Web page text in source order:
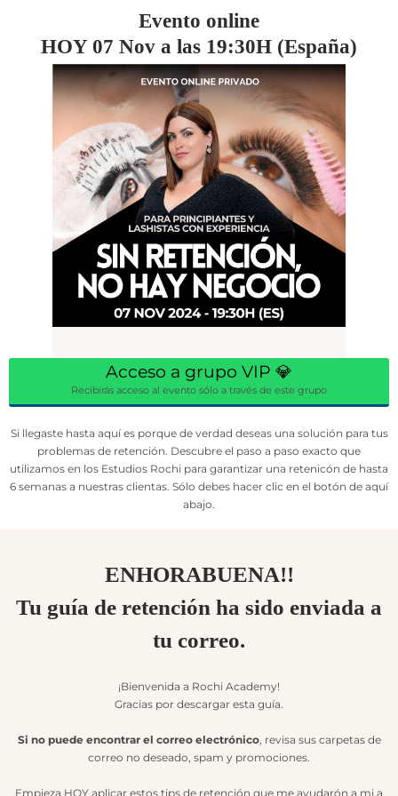
Evento online
HOY 07 Nov a las 19:30H (España)
Acceso a grupo VIP 💎
Recibirás acceso al evento sólo a través de este grupo
Si llegaste hasta aquí es porque de verdad deseas una solución para tus
problemas de retención. Descubre el paso a paso exacto que
utilizamos en los Estudios Rochi para garantizar una retenicón de hasta
6 semanas a nuestras clientas. Sólo debes hacer clic en el botón de aquí
abajo.
ENHORABUENA!!
Tu guía de retención ha sido enviada a
tu correo.
¡Bienvenida a Rochi Academy!
Gracias por descargar esta guía.
Si no puede encontrar el correo electrónico, revisa sus carpetas de
correo no deseado, spam y promociones.
Empieza HOY aplicar estos tips de retención que me ayudarón a mi a